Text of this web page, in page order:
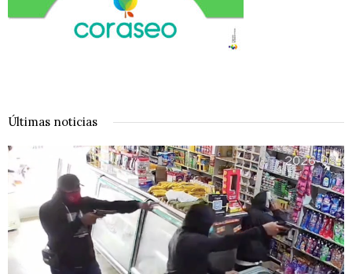
Últimas noticias